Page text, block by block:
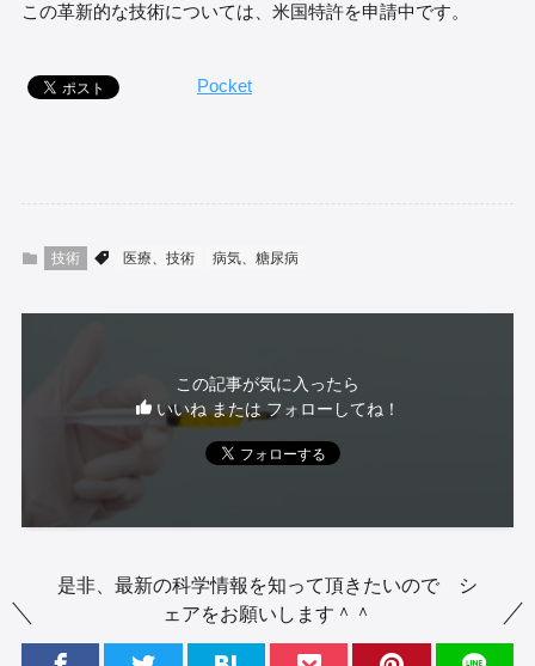
この革新的な技術については、米国特許を申請中です。
Pocket
技術 医療、技術 病気、糖尿病
この記事が気に入ったら
いいね または フォローしてね！
是非、最新の科学情報を知って頂きたいので シ
ェアをお願いします＾＾